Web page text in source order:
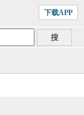
下载APP